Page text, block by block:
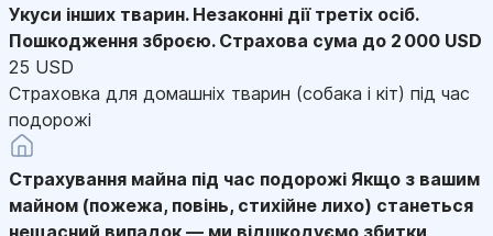
Укуси інших тварин. Незаконні дії третіх осіб.
Пошкодження зброєю. Страхова сума до 2 000 USD
25 USD
Страховка для домашніх тварин (собака і кіт) під час
подорожі
Страхування майна під час подорожі Якщо з вашим
майном (пожежа, повінь, стихійне лихо) станеться
нещасний випадок — ми відшкодуємо збитки